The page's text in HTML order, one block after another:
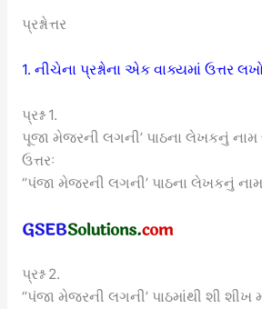
પ્રશ્નોત્તર
1. નીચેના પ્રશ્નોના એક વાક્યમાં ઉત્તર
પ્રશ્ન 1.
પૂજા મેજરની લગની’ પાઠના લેખકનું નામ
ઉત્તરઃ
“પંજા મેજરની લગની’ પાઠના લેખકનું
પ્રશ્ન 2.
“પંજા મેજરની લગની’ પાઠમાંથી શી શીખ